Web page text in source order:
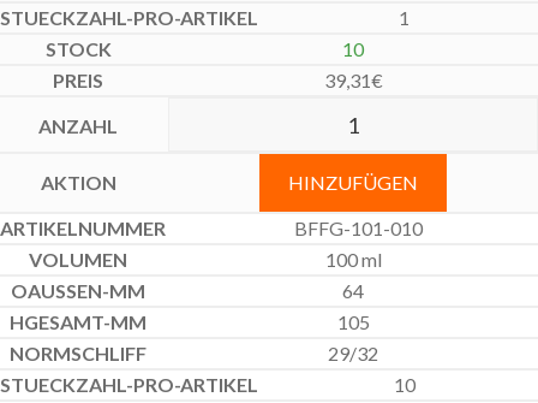
1
10
39,31€
HINZUFÜGEN
BFFG-101-010
100 ml
64
105
29/32
10